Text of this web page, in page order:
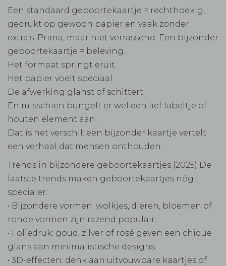
Een standaard geboortekaartje = rechthoekig,
gedrukt op gewoon papier en vaak zonder
extra’s. Prima, maar niet verrassend. Een bijzonder
geboortekaartje = beleving.
Het formaat springt eruit.
Het papier voelt speciaal.
De afwerking glanst of schittert.
En misschien bungelt er wel een lief labeltje of
houten element aan.
Dat is het verschil: een bijzonder kaartje vertelt
een verhaal dat mensen onthouden.
Trends in bijzondere geboortekaartjes (2025) De
laatste trends maken geboortekaartjes nóg
specialer:
• Bijzondere vormen: wolkjes, dieren, bloemen of
ronde vormen zijn razend populair.
• Foliedruk: goud, zilver of rosé geven een chique
glans aan minimalistische designs.
• 3D-effecten: denk aan uitvouwbare kaartjes of